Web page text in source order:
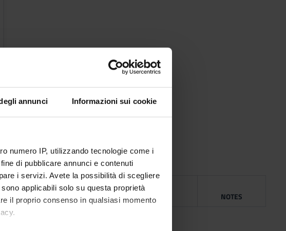
annunci Informazioni sui cookie
numero IP, utilizzando tecnologie come i
di pubblicare annunci e contenuti
i servizi. Avete la possibilità di scegliere
applicabili solo su questa proprietà
il proprio consenso in qualsiasi momento
PUBLISHING
HOUSE
YEAR ISBN NOTES